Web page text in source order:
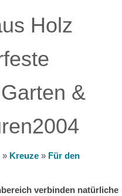
Holz
&
» Kreuze » Für den
verbinden natürliche